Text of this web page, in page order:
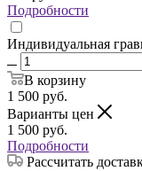
Подробности
Индивидуальная
В корзину
1 500 руб.
Варианты цен
1 500 руб.
Подробности
Рассчитать